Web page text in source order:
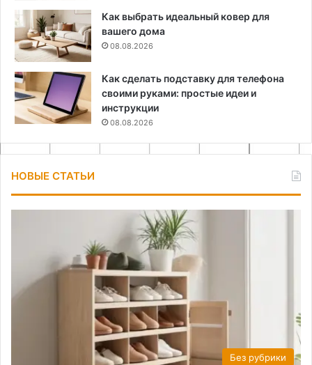
Как выбрать идеальный ковер для
вашего дома
08.08.2026
Как сделать подставку для телефона
своими руками: простые идеи и
инструкции
08.08.2026
НОВЫЕ СТАТЬИ
Без рубрики